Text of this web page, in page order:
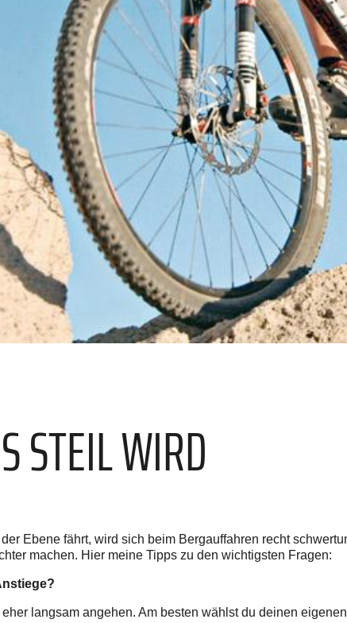
STEIL WIRD
Ebene fährt, wird sich beim Bergauffahren recht
machen. Hier meine Tipps zu den wichtigsten Fragen:
langsam angehen. Am besten wählst du deinen